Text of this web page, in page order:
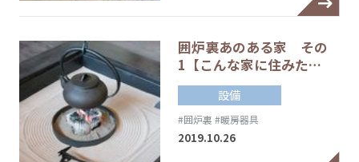
囲炉裏あのある家 その
1【こんな家に住みた…
設備
#囲炉裏 #暖房器具
2019.10.26